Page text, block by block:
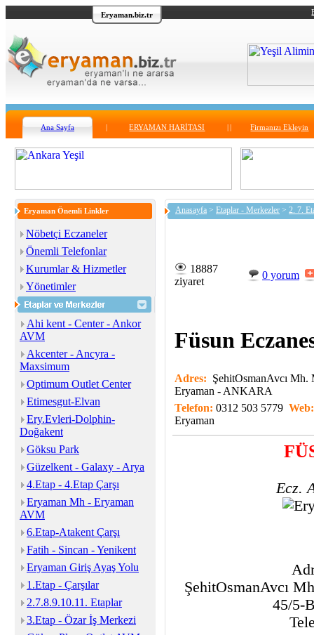
Eryaman.biz.tr
Ana Sayfa ERYAMAN HARİTASI Firmanızı Ekleyin
Eryaman Önemli Linkler
Nöbetçi Eczaneler
Önemli Telefonlar
Kurumlar & Hizmetler
Yönetimler
Ahi kent - Center - Ankor
AVM
Akcenter - Ancyra -
Maxsimum
Optimum Outlet Center
Etimesgut-Elvan
Ery.Evleri-Dolphin-
Doğakent
Göksu Park
Güzelkent - Galaxy - Arya
4.Etap - 4.Etap Çarşı
Eryaman Mh - Eryaman
AVM
6.Etap-Atakent Çarşı
Fatih - Sincan - Yenikent
Eryaman Giriş Ayaş Yolu
1.Etap - Çarşılar
2.7.8.9.10.11. Etaplar
3.Etap - Özar İş Merkezi
Anasayfa > Etaplar - Merkezler > 2. 7.
18887
ziyaret
0 yorum
Füsun
Adres: ŞehitOsmanAvcı
Eryaman - ANKARA
Telefon: 0312 503 5779
Eryaman
Ecz.
ŞehitOsmanAvcı
45/5-